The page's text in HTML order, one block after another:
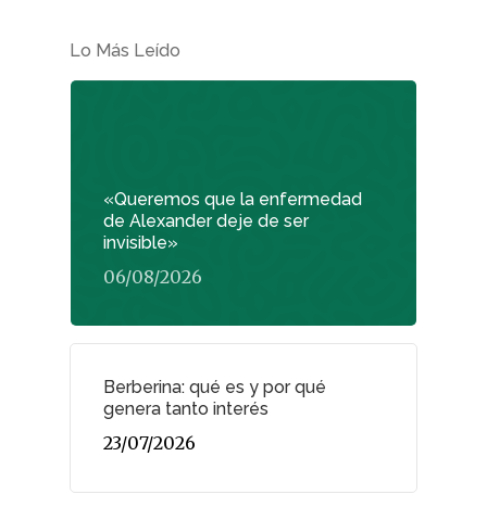
Lo Más Leído
«Queremos que la enfermedad
de Alexander deje de ser
invisible»
06/08/2026
Berberina: qué es y por qué
genera tanto interés
23/07/2026